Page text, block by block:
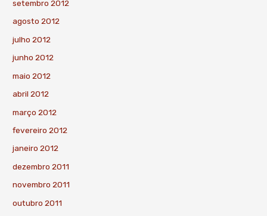
setembro 2012
agosto 2012
julho 2012
junho 2012
maio 2012
abril 2012
março 2012
fevereiro 2012
janeiro 2012
dezembro 2011
novembro 2011
outubro 2011